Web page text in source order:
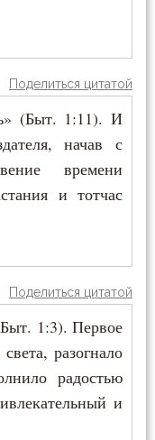
Поделиться цитатой
(Быт. 1:11). И
начав с
времени
и тотчас
Поделиться цитатой
1:3). Первое
разогнало
радостью
и